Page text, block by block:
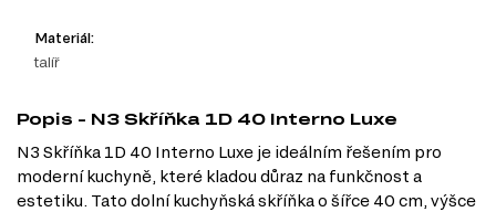
Materiál:
talíř
Popis - N3 Skříňka 1D 40 Interno Luxe
N3 Skříňka 1D 40 Interno Luxe je ideálním řešením pro
moderní kuchyně, které kladou důraz na funkčnost a
estetiku. Tato dolní kuchyňská skříňka o šířce 40 cm, výšce